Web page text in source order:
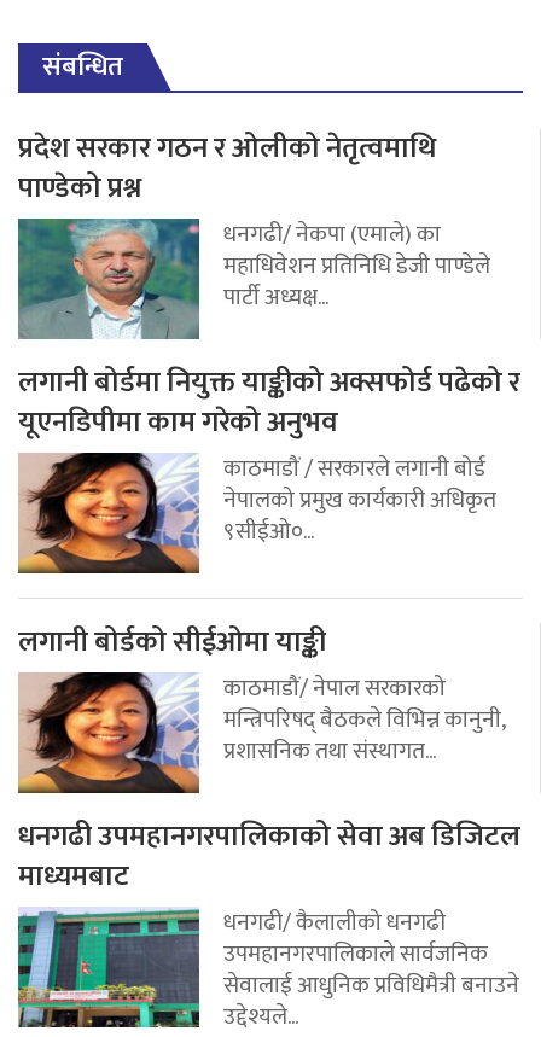
संबन्धित
प्रदेश सरकार गठन र ओलीको नेतृत्वमाथि
पाण्डेको प्रश्न
धनगढी/ नेकपा (एमाले) का
महाधिवेशन प्रतिनिधि डेजी पाण्डेले
पार्टी अध्यक्ष...
लगानी बोर्डमा नियुक्त याङ्कीको अक्सफोर्ड पढेको र
यूएनडिपीमा काम गरेको अनुभव
काठमाडौं / सरकारले लगानी बोर्ड
नेपालको प्रमुख कार्यकारी अधिकृत
९सीईओ०...
लगानी बोर्डको सीईओमा याङ्की
काठमाडौं/ नेपाल सरकारको
मन्त्रिपरिषद् बैठकले विभिन्न कानुनी,
प्रशासनिक तथा संस्थागत...
धनगढी उपमहानगरपालिकाको सेवा अब डिजिटल
माध्यमबाट
धनगढी/ कैलालीको धनगढी
उपमहानगरपालिकाले सार्वजनिक
सेवालाई आधुनिक प्रविधिमैत्री बनाउने
उद्देश्यले...